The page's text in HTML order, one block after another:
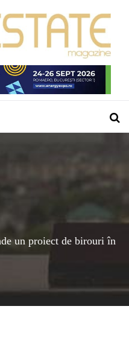
un proiect de birouri în